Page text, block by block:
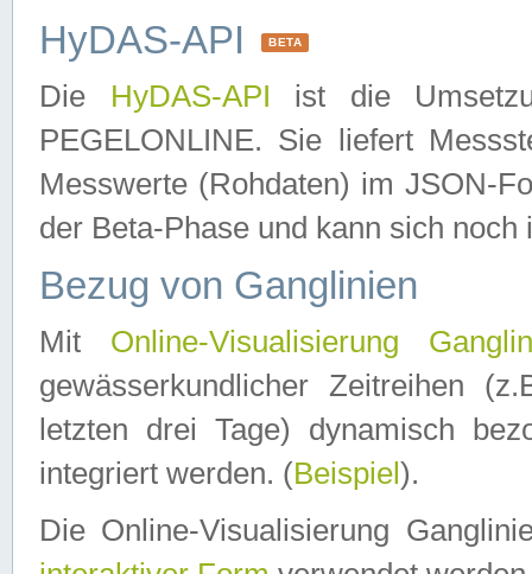
HyDAS-API BETA
Die HyDAS-API ist die
PEGELONLINE. Sie liefert
Messwerte (Rohdaten) im JSON-
der Beta-Phase und kann sich noch
Bezug von Ganglinien
Mit Online-Visualisierung
gewässerkundlicher Zeitreihen
letzten drei Tage) dynamisch
integriert werden. (Beispiel ).
Die Online-Visualisierung